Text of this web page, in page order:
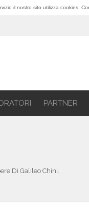
il nostro sito utilizza cookies.
PARTNER
Di Galileo Chini.